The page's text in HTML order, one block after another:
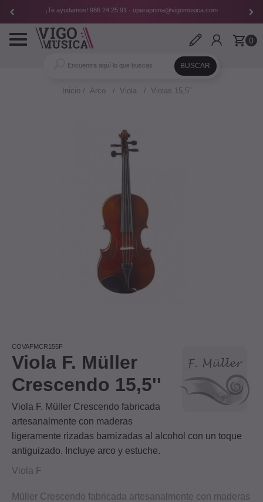
¡Te ayudamos! 986 24 25 91 · operaprima@vigomusica.com
0
Toggle
navigation
Inicio Arco Viola Violas 15,5"
COVAFMCR155F
Viola F. Müller
Crescendo 15,5''
Viola F. Müller Crescendo fabricada
artesanalmente con maderas
ligeramente rizadas barnizadas al alcohol con un toque
antiguizado. Incluye arco y estuche.
Viola F
Müller Crescendo fabricada artesanalmente con maderas